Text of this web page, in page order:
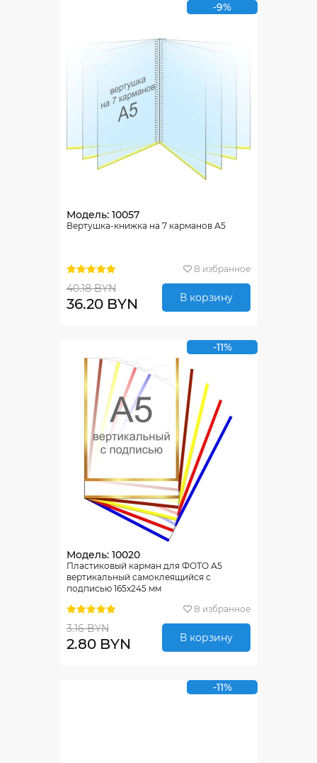
-9%
Модель: 10057
Вертушка-книжка на 7 карманов А5
В избранное
40.18 BYN
36.20 BYN В корзину
-11%
Модель: 10020
Пластиковый карман для ФОТО А5
вертикальный самоклеящийся с
подписью 165х245 мм
В избранное
3.16 BYN
2.80 BYN В корзину
-11%